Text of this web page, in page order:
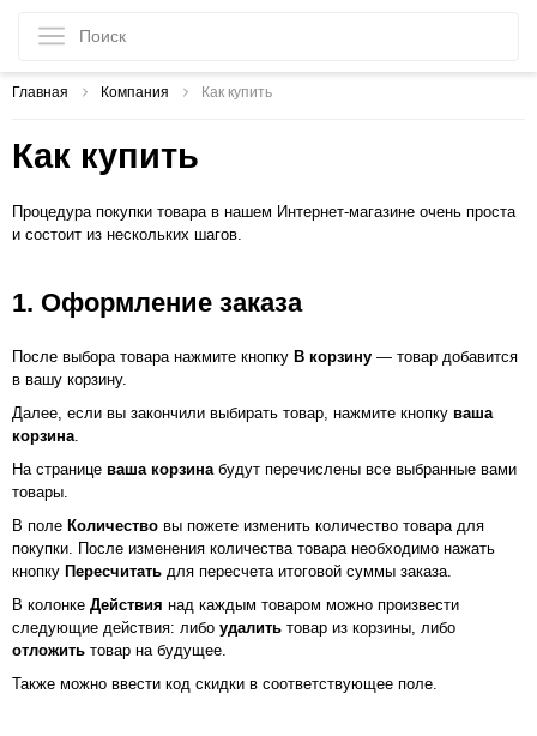
Главная Компания Как купить
Как купить
Процедура покупки товара в нашем Интернет-магазине очень проста
и состоит из нескольких шагов.
1. Оформление заказа
После выбора товара нажмите кнопку В корзину — товар добавится
в вашу корзину.
Далее, если вы закончили выбирать товар, нажмите кнопку ваша
корзина
На странице ваша корзина будут перечислены все выбранные вами
товары.
В поле Количество вы пожете изменить количество товара для
покупки. После изменения количества товара необходимо нажать
кнопку Пересчитать для пересчета итоговой суммы заказа.
В колонке Действия над каждым товаром можно произвести
следующие действия: либо удалить товар из корзины, либо
отложить товар на будущее.
Также можно ввести код скидки в соответствующее поле.